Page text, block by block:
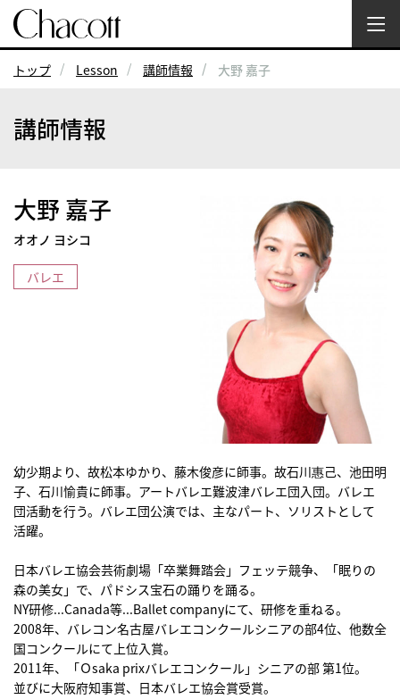
トップ Lesson 講師情報 大野 嘉子
講師情報
大野 嘉子
オオノ ヨシコ
バレエ
幼少期より、故松本ゆかり、藤木俊彦に師事。故石川惠己、池田明
子、石川愉貴に師事。アートバレエ難波津バレエ団入団。バレエ
団活動を行う。バレエ団公演では、主なパート、ソリストとして
活躍。
日本バレエ協会芸術劇場「卒業舞踏会」フェッテ競争、「眠りの
森の美女」で、パドシス宝石の踊りを踊る。
NY研修...Canada等...Ballet companyにて、研修を重ねる。
2008年、バレコン名古屋バレエコンクールシニアの部4位、他数全
国コンクールにて上位入賞。
2011年、「Ｏsaka prixバレエコンクール」シニアの部 第1位。
並びに大阪府知事賞、日本バレエ協会賞受賞。